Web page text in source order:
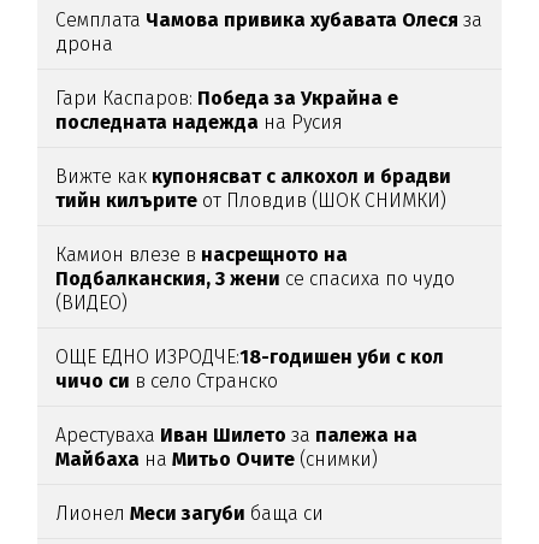
Семплата Чамова привика хубавата Олеся за
дрона
Гари Каспаров: Победа за Украйна е
последната надежда на Русия
Вижте как купонясват с алкохол и брадви
тийн килърите от Пловдив (ШОК СНИМКИ)
Камион влезе в насрещното на
Подбалканския, 3 жени се спасиха по чудо
(ВИДЕО)
ОЩЕ ЕДНО ИЗРОДЧЕ:18-годишен уби с кол
чичо си в село Странско
Арестуваха Иван Шилетоза палежа на
Майбаха наМитьо Очите (снимки)
Лионел Меси загуби баща си